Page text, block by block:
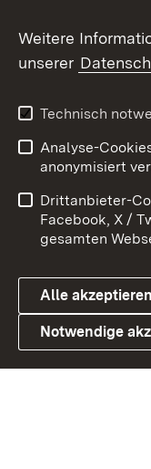
Social Wall
X / Twitter
Youtube
Link zum
Datenschutz
Weitere
unserer
Technisch
Analyse-
anonymisiert
Drittanbieter-
Facebook, X /
gesamten
Alle akzeptieren
Notwendige